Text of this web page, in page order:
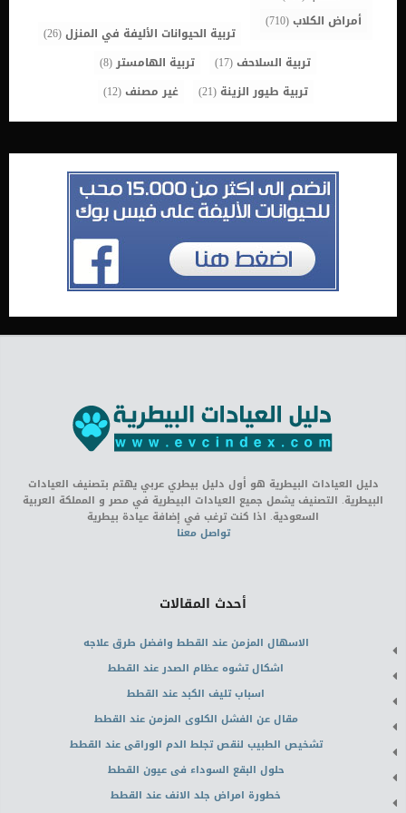
أمراض الكلاب(710)
تربية الحيوانات الأليفة في المنزل(26)
تربية السلاحف(17) تربية الهامستر(8)
تربية طيور الزينة (21) غير مصنف(12)
دليل العيادات البيطرية هو أول دليل بيطري عربي يهتم بتصنيف العيادات
البيطرية. التصنيف يشمل جميع العيادات البيطرية في مصر و المملكة العربية
السعودية. اذا كنت ترغب في إضافة عيادة بيطرية
تواصل معنا
أحدث المقالات
الاسهال المزمن عند القطط وافضل طرق علاجه
اشكال تشوه عظام الصدر عند القطط
اسباب تليف الكبد عند القطط
مقال عن الفشل الكلوى المزمن عند القطط
تشخيص الطبيب لنقص تجلط الدم الوراقى عند القطط
حلول البقع السوداء فى عيون القطط
خطورة امراض جلد الانف عند القطط